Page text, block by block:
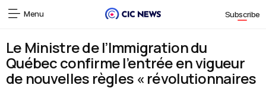
Menu Subscribe
Le Ministre de l’Immigration du
Québec confirme l’entrée en vigueur
de nouvelles règles « révolutionnaires